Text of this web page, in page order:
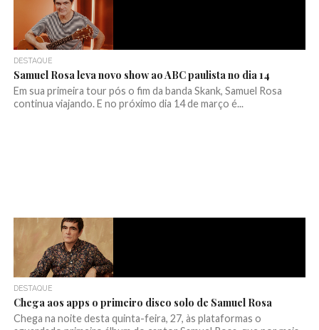
DESTAQUE
Samuel Rosa leva novo show ao ABC paulista no dia 14
Em sua primeira tour pós o fim da banda Skank, Samuel Rosa
continua viajando. E no próximo dia 14 de março é...
DESTAQUE
Chega aos apps o primeiro disco solo de Samuel Rosa
Chega na noite desta quinta-feira, 27, às plataformas o